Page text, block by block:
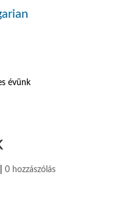
évünk
0 hozzászólás